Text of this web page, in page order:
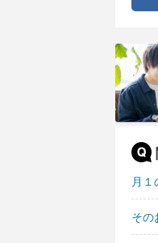
月
その